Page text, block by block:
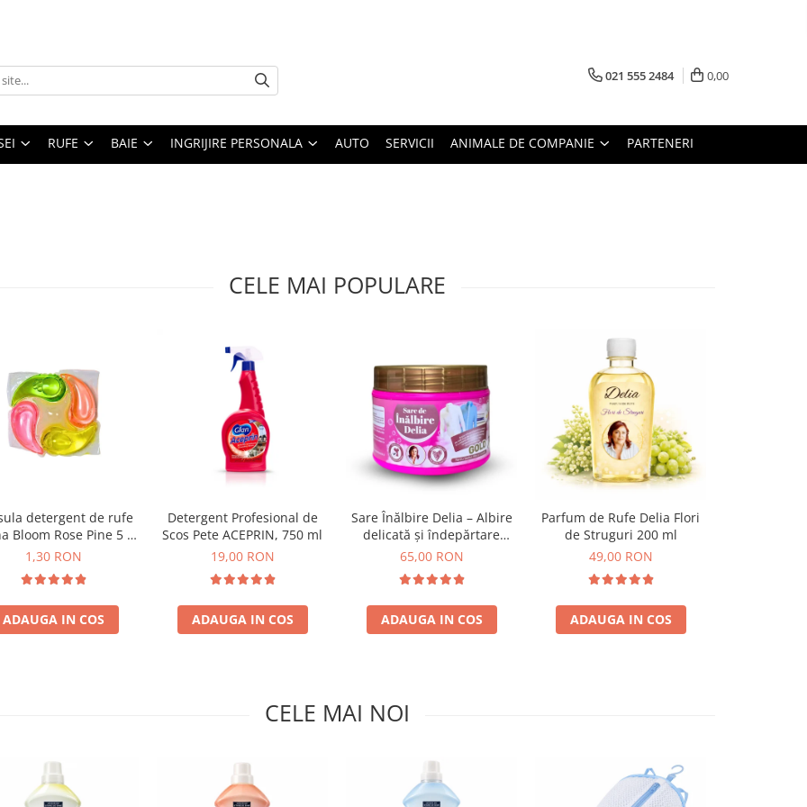
021 555 2484 0,00
RUFE BAIE INGRIJIRE PERSONALA AUTO SERVICII ANIMALE DE COMPANIE PARTENERI
CELE MAI POPULARE
detergent de rufe
Bloom Rose Pine 5 in
1
1,30 RON
ADAUGA IN COS
Detergent Profesional de
Scos Pete ACEPRIN, 750 ml
19,00 RON
ADAUGA IN COS
Sare Înălbire Delia – Albire
delicată și îndepărtare
eficientă a petelor 500 g
65,00 RON
ADAUGA IN COS
Parfum de Rufe Delia Flori
de Struguri 200 ml
49,00 RON
ADAUGA IN COS
CELE MAI NOI